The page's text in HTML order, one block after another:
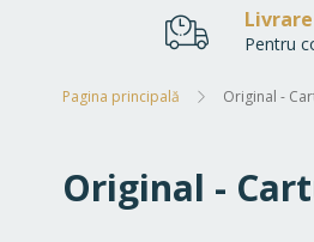
Pentru
Pagina principală Original -
Original -